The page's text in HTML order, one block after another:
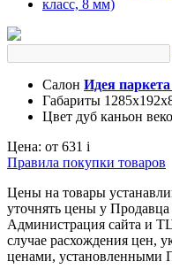
Салон Идея паркета
Габариты
Цвет дуб каньон
Цена: от 631 i
Правила покупки товаров
Цены на товары
уточнять цены у Продавца
Администрация сайта и
случае расхождения цен,
ценами, установленными